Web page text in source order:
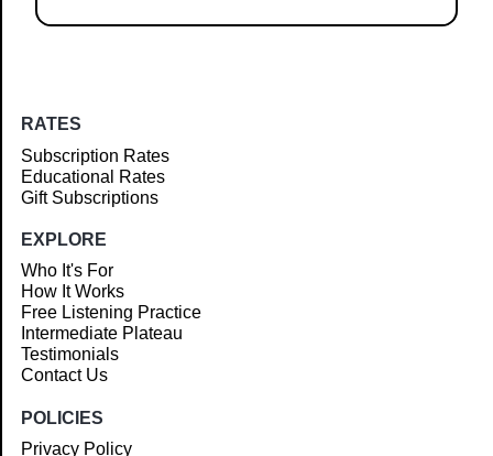
RATES
Subscription Rates
Educational Rates
Gift Subscriptions
EXPLORE
Who It's For
How It Works
Free Listening Practice
Intermediate Plateau
Testimonials
Contact Us
POLICIES
Privacy Policy